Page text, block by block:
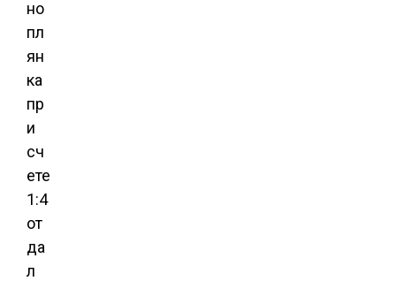
но
пл
ян
ка
пр
и
сч
ете
1:4
от
да
л